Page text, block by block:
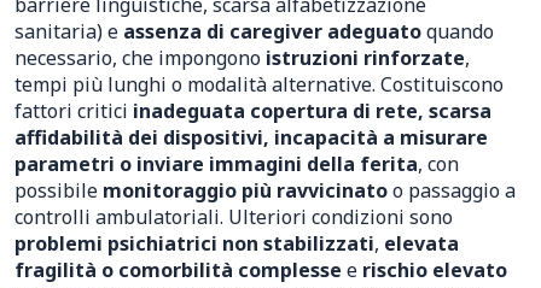
sanitaria) e assenza di caregiver adeguatoquando
necessario, che impongono istruzioni rinforzate,
tempi più lunghi o modalità alternative. Costituiscono
fattori critici inadeguata copertura di rete, scarsa
affidabilità dei dispositivi, incapacità a misurare
parametri o inviare immagini della ferita, con
possibile monitoraggio più ravvicinatoo passaggio a
controlli ambulatoriali. Ulteriori condizioni sono
problemi psichiatrici non stabilizzati, elevata
fragilità o comorbilità complesse e rischio elevato